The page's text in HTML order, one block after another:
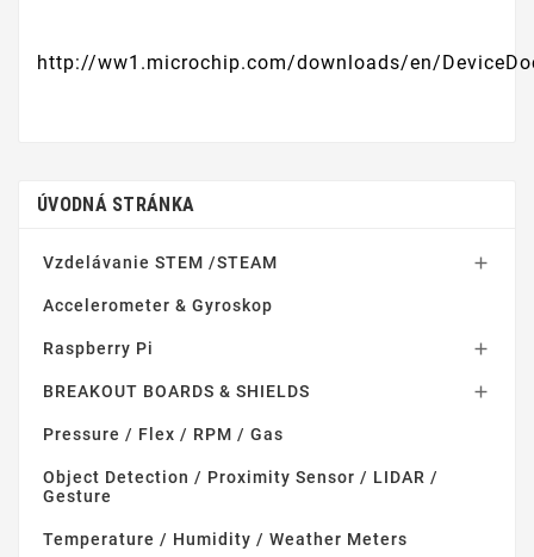
http://ww1.microchip.com/downloads/en/
ÚVODNÁ STRÁNKA
Vzdelávanie STEM /STEAM 
Accelerometer & Gyroskop
Raspberry Pi 
BREAKOUT BOARDS & SHIELDS 
Pressure / Flex / RPM / Gas
Object Detection / Proximity Sensor / LIDAR /
Gesture
Temperature / Humidity / Weather Meters